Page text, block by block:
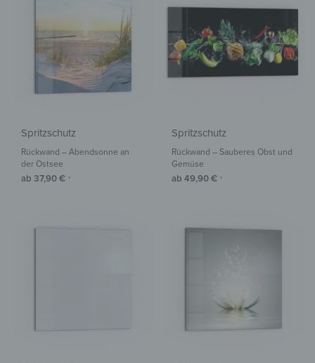
Spritzschutz
Rückwand – Abendsonne an
der Ostsee
ab 37,90€ *
Spritzschutz
Rückwand – Sauberes Obst und
Gemüse
ab 49,90€ *